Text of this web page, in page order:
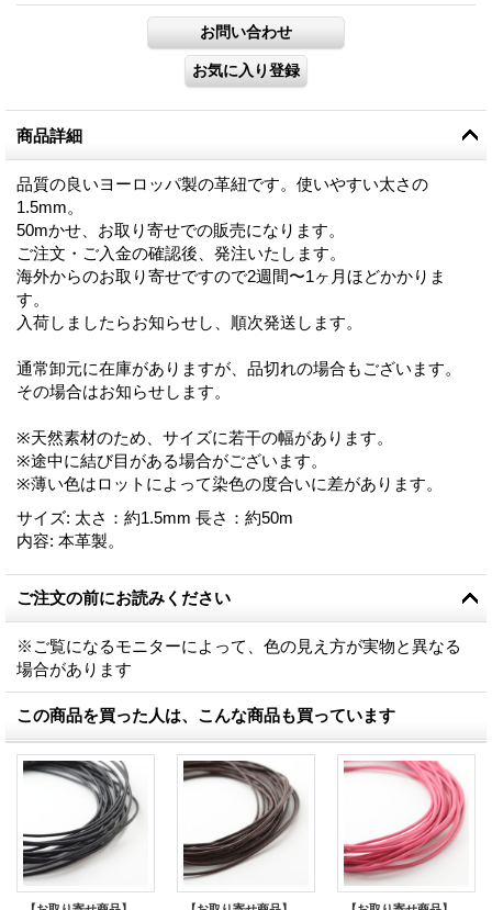
商品詳細
品質の良いヨーロッパ製の革紐です。使いやすい太さの
1.5mm。
50mかせ、お取り寄せでの販売になります。
ご注文・ご入金の確認後、発注いたします。
海外からのお取り寄せですので2週間〜1ヶ月ほどかかりま
す。
入荷しましたらお知らせし、順次発送します。
通常卸元に在庫がありますが、品切れの場合もございます。
その場合はお知らせします。
※天然素材のため、サイズに若干の幅があります。
※途中に結び目がある場合がございます。
※薄い色はロットによって染色の度合いに差があります。
サイズ: 太さ：約1.5mm 長さ：約50m
内容: 本革製。
ご注文の前にお読みください
※ご覧になるモニターによって、色の見え方が実物と異なる
場合があります
この商品を買った人は、こんな商品も買っています